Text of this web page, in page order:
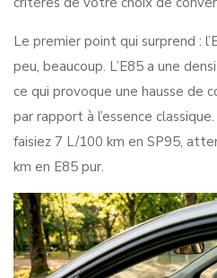
Le premier point qui surprend :
peu, beaucoup. L’E85 a une
ce qui provoque une hausse de
par rapport à l’essence
faisiez 7 L/100 km en SP95,
km en E85 pur.